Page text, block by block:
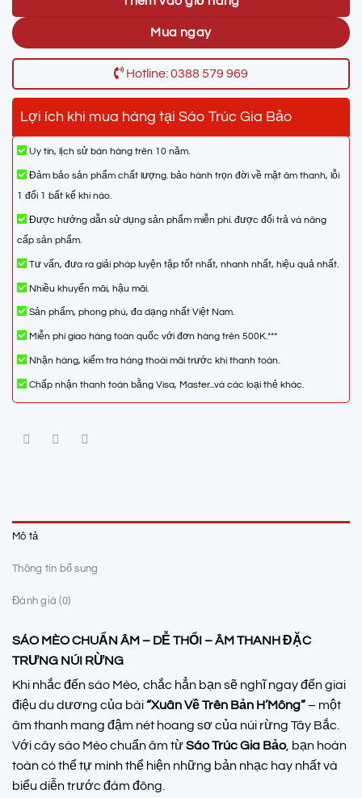
Mua ngay
Hotline: 0388 579 969
Lợi ích khi mua hàng tại Sáo Trúc Gia Bảo
Uy tín, lịch sử bán hàng trên 10 năm.
Đảm bảo sản phẩm chất lượng. bảo hành trọn đời về mặt âm thanh, lỗi
1 đổi 1 bất kế khi nào.
Được hướng dẫn sử dụng sản phẩm miễn phí. được đổi trả và nâng
cấp sản phẩm.
Tư vấn, đưa ra giải pháp luyện tập tốt nhất, nhanh nhất, hiệu quả nhất.
Nhiều khuyến mãi, hậu mãi.
Sản phẩm, phong phú, đa dạng nhất Việt Nam.
Miễn phí giao hàng toàn quốc với đơn hàng trên 500K.***
Nhận hàng, kiểm tra hàng thoái mãi trước khi thanh toán.
Chấp nhận thanh toán bằng Visa, Master...và các loại thẻ khác.
Mô tả
Thông tin bổ sung
Đánh giá (0)
SÁO MÈO CHUẨN ÂM – DỄ THỔI – ÂM THANH ĐẶC
TRƯNG NÚI RỪNG
Khi nhắc đến sáo Mèo, chắc hẳn bạn sẽ nghĩ ngay đến giai
điệu du dương của bài“Xuân Về Trên Bản H’Mông”– một
âm thanh mang đậm nét hoang sơ của núi rừng Tây Bắc.
Với cây sáo Mèo chuẩn âm từSáo Trúc Gia Bảo, bạn hoàn
toàn có thể tự mình thể hiện những bản nhạc hay nhất và
biểu diễn trước đám đông.